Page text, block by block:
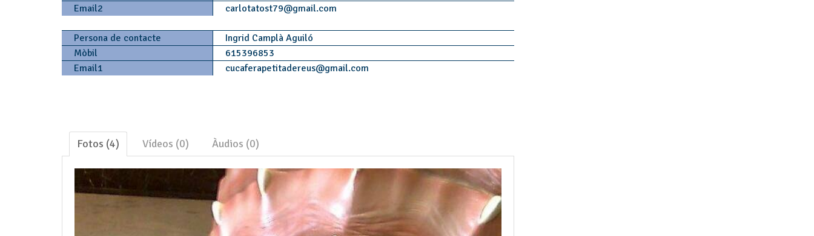
Email2
carlotatost79@gmail.com
Persona de contacte
Ingrid Camplà Aguiló
Mòbil
615396853
Email1
cucaferapetitadereus@gmail.com
Fotos (4) Vídeos (0) Àudios (0)